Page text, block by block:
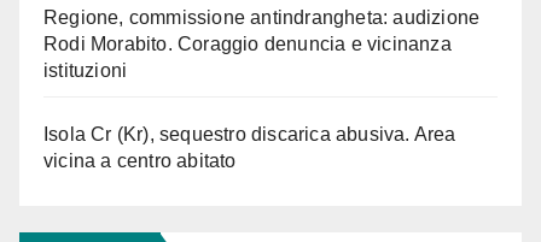
Regione, commissione antindrangheta: audizione
Rodi Morabito. Coraggio denuncia e vicinanza
istituzioni
Isola Cr (Kr), sequestro discarica abusiva. Area
vicina a centro abitato